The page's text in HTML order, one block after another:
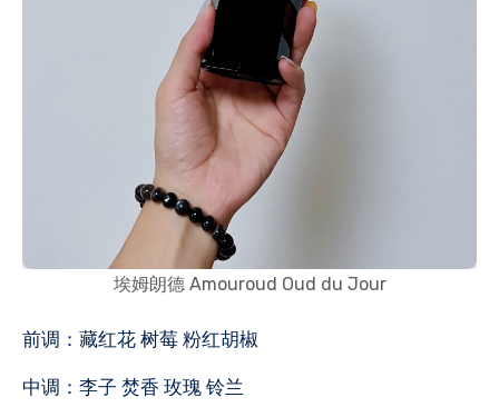
埃姆朗德 Amouroud Oud du Jour
前调：藏红花 树莓 粉红胡椒
中调：李子 焚香 玫瑰 铃兰